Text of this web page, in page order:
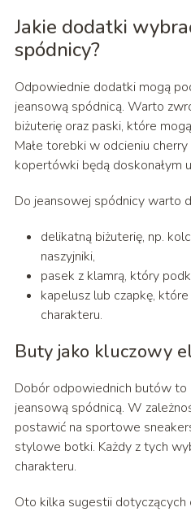
Jakie dodatki
spódnicy?
Odpowiednie dodatki mogą
jeansową spódnicą. Warto
biżuterię oraz paski, które
Małe torebki w odcieniu
kopertówki będą doskonałym
Do jeansowej spódnicy warto
delikatną biżuterię, np.
naszyjniki,
pasek z klamrą, który
kapelusz lub czapkę,
charakteru.
Buty jako kluczowy
Dobór odpowiednich butów
jeansową spódnicą. W
postawić na sportowe
stylowe botki. Każdy z tych
charakteru.
Oto kilka sugestii dotyczących